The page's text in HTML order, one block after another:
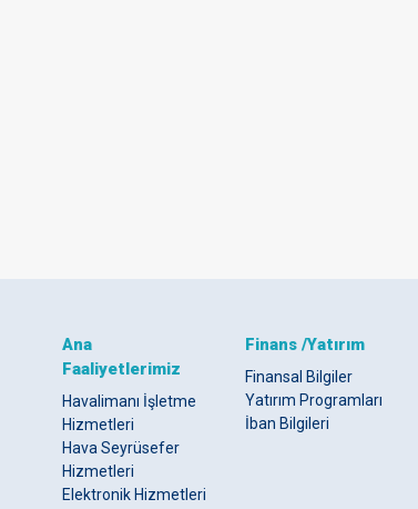
Ana
Faaliyetlerimiz
Havalimanı İşletme
Hizmetleri
Hava Seyrüsefer
Hizmetleri
Elektronik Hizmetleri
Finans /Yatırım
Finansal Bilgiler
Yatırım Programları
İban Bilgileri